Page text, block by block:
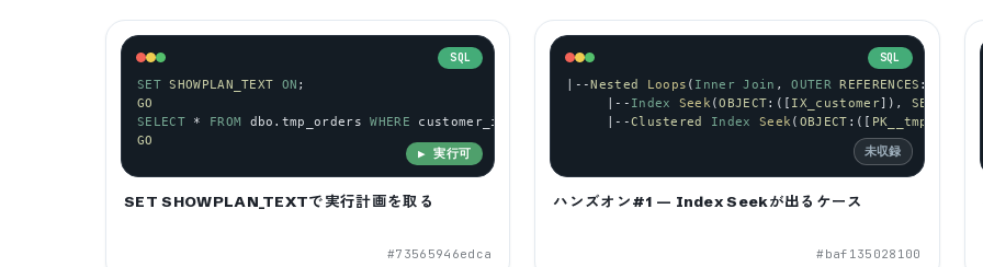
SQL
SET SHOWPLAN_TEXT ON ;
GO
SELECT * FROM dbo . tmp_orders WHERE customer_id
GO
▶ 実行可
SET SHOWPLAN_TEXTで実行計画を取る
#73565946edca
SQL
|--Nested Loops ( Inner Join , OUTER REFERENCES :([
     |--
Index Seek (OBJECT:([ IX_customer]), SEEK
     |--
Clustered Index Seek ( OBJECT :([ PK__tmp_orders
未収録
ハンズオン#1 — Index Seekが出るケース
#baf135028100